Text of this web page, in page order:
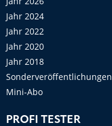
Jahr 2024
Jahr 2022
Jahr 2020
Jahr 2018
Sonderveröffentlichungen
Mini-Abo
PROFI TESTER